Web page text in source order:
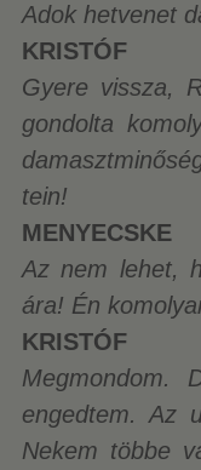
Adok hetvenet
KRISTÓF
Gyere vissza,
gondolta
tein!
MENYECSKE
Az nem lehet,
ára! Én
KRISTÓF
Megmondom.
engedtem. Az
Nekem többe